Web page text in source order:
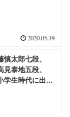
2020.05.19
太郎七段、
泰地五段、
学生時代に出場